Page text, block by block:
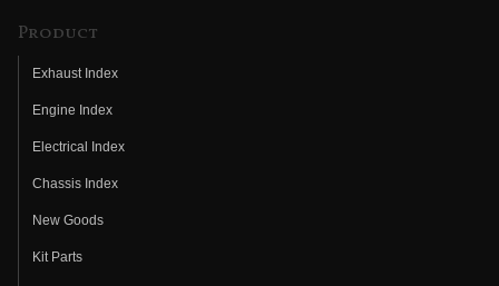
Product
Exhaust Index
Engine Index
Electrical Index
Chassis Index
New Goods
Kit Parts